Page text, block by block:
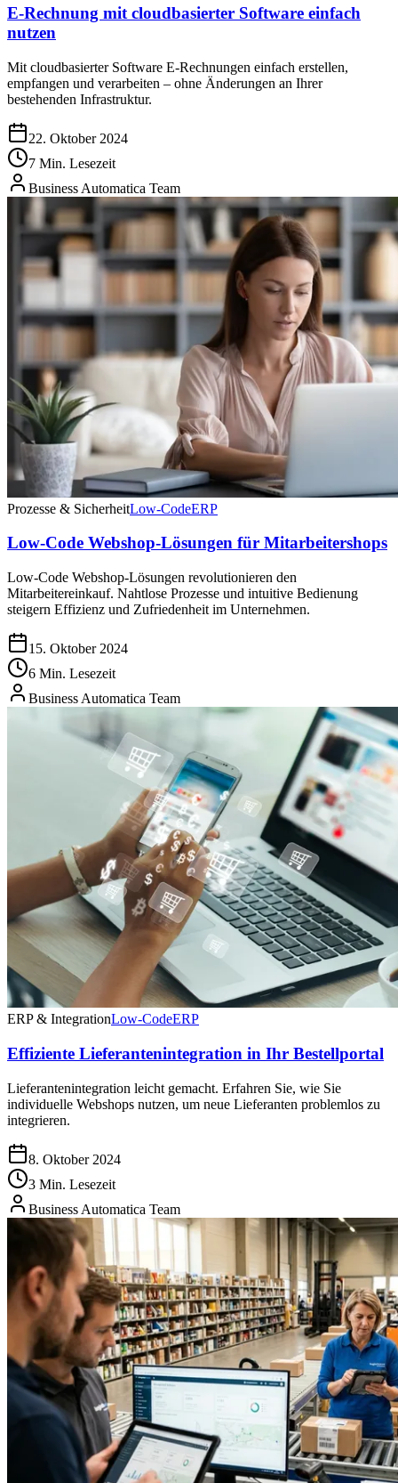
E-Rechnung mit cloudbasierter Software einfach
nutzen
Mit cloudbasierter Software E-Rechnungen einfach erstellen,
empfangen und verarbeiten – ohne Änderungen an Ihrer
bestehenden Infrastruktur.
22. Oktober 2024
7 Min. Lesezeit
Business Automatica Team
Prozesse & SicherheitLow-CodeERP
Low-Code Webshop-Lösungen für Mitarbeitershops
Low-Code Webshop-Lösungen revolutionieren den
Mitarbeitereinkauf. Nahtlose Prozesse und intuitive Bedienung
steigern Effizienz und Zufriedenheit im Unternehmen.
15. Oktober 2024
6 Min. Lesezeit
Business Automatica Team
ERP & IntegrationLow-CodeERP
Effiziente Lieferantenintegration in Ihr Bestellportal
Lieferantenintegration leicht gemacht. Erfahren Sie, wie Sie
individuelle Webshops nutzen, um neue Lieferanten problemlos zu
integrieren.
8. Oktober 2024
3 Min. Lesezeit
Business Automatica Team